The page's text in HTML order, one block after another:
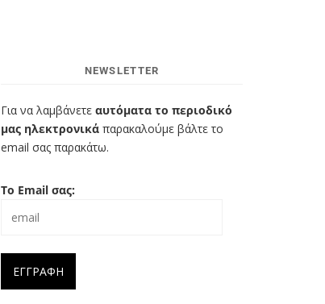
NEWSLETTER
Για να λαμβάνετε αυτόματα το περιοδικό
μας ηλεκτρονικά παρακαλούμε βάλτε το
email σας παρακάτω.
Το Email σας: